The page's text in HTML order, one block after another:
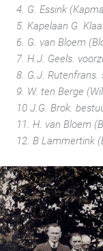
4. G. Essink
5. Kapelaan G.
6. G. van Bloem
7. H.J. Geels.
8. G.J.
9. W. ten Berge
10 J.G. Brok.
11. H. van Bloem
12. B Lammertink